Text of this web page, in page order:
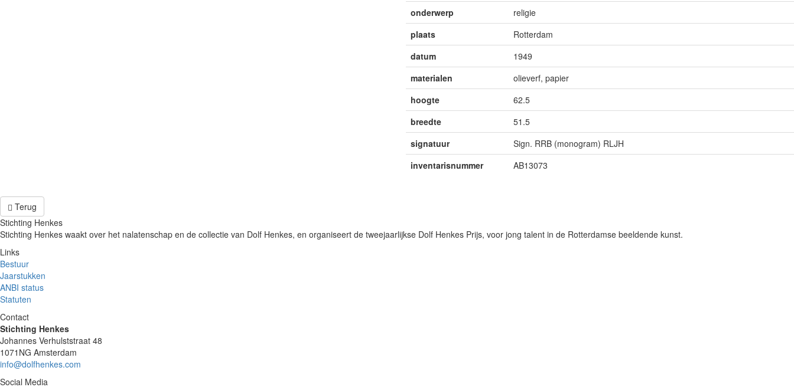
onderwerp
religie
plaats
Rotterdam
datum
1949
materialen
olieverf, papier
hoogte
62.5
breedte
51.5
signatuur
Sign. RRB (monogram) RLJH
inventarisnummer
AB13073
Terug
Stichting Henkes
Stichting Henkes waakt over het nalatenschap en de collectie van Dolf Henkes, en organiseert de tweejaarlijkse Dolf Henkes Prijs, voor jong talent in de Rotterdamse beeldende kunst.
Links
Bestuur
Jaarstukken
ANBI status
Statuten
Contact
Stichting Henkes
Johannes Verhulststraat 48
1071NG Amsterdam
info@dolfhenkes.com
Social Media